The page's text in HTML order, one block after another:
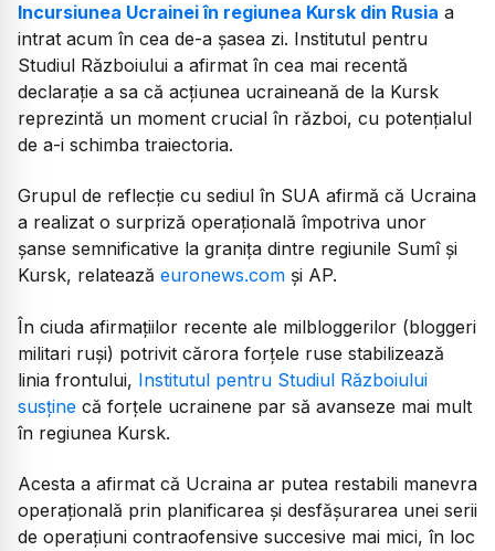
Incursiunea Ucrainei în regiunea Kursk din Rusia a
intrat acum în cea de-a șasea zi. Institutul pentru
Studiul Războiului a afirmat în cea mai recentă
declarație a sa că acțiunea ucraineană de la Kursk
reprezintă un moment crucial în război, cu potențialul
de a-i schimba traiectoria.
Grupul de reflecție cu sediul în SUA afirmă că Ucraina
a realizat o surpriză operațională împotriva unor
șanse semnificative la granița dintre regiunile Sumî și
Kursk, relatează euronews.com și AP.
În ciuda afirmațiilor recente ale milbloggerilor (bloggeri
militari ruși) potrivit cărora forțele ruse stabilizează
linia frontului, Institutul pentru Studiul Războiului
susține că forțele ucrainene par să avanseze mai mult
în regiunea Kursk.
Acesta a afirmat că Ucraina ar putea restabili manevra
operațională prin planificarea și desfășurarea unei serii
de operațiuni contraofensive succesive mai mici, în loc